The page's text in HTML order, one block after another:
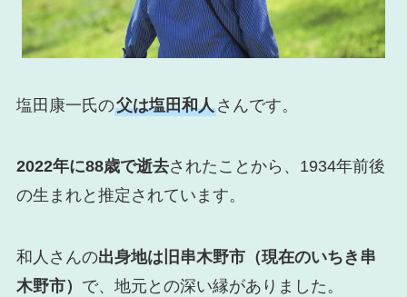
塩田康一氏の父は塩田和人さんです。
2022年に88歳で逝去されたことから、1934年前後
の生まれと推定されています。
和人さんの出身地は旧串木野市（現在のいちき串
木野市） で、地元との深い縁がありました。